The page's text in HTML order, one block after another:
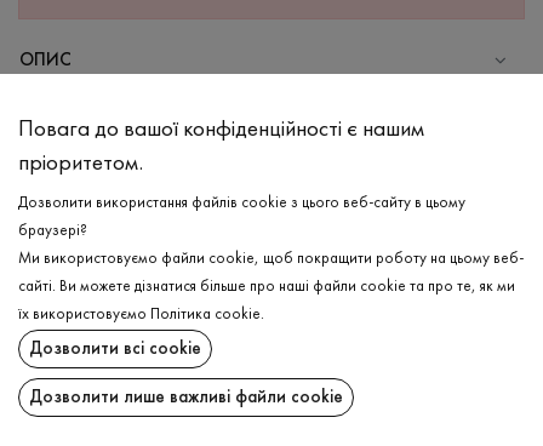
ОПИС
Бавовна - 95%, Еластан - 5%
Прання в холодній воді (до 30 ° C)
Відбілювання заборонено
Прасувати при середній температурі
Щадний віджим і сушка
Щадна хімчистка
ДОСТАВКА
ПОВЕРНЕННЯ
Повага до вашої конфіденційності є нашим
пріоритетом.
Дозволити використання файлів cookie з цього веб-сайту в цьому
браузері?
Ми використовуємо файли cookie, щоб покращити роботу на цьому веб-
сайті. Ви можете дізнатися більше про наші файли cookie та про те, як ми
їх використовуємо
Політика cookie.
Дозволити всі cookie
Дозволити лише важливі файли cookie